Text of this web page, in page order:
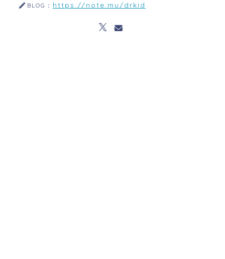
BLOG： https://note.mu/drkid